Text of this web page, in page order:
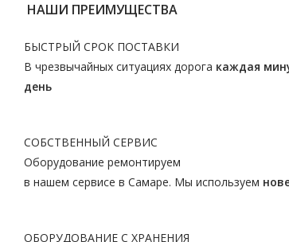
НАШИ ПРЕИМУЩЕСТВА
БЫСТРЫЙ СРОК ПОСТАВКИ
В чрезвычайных ситуациях дорога каждая
день
СОБСТВЕННЫЙ СЕРВИС
Оборудование ремонтируем
в нашем сервисе в Самаре. Мы используем
ОБОРУДОВАНИЕ С ХРАНЕНИЯ